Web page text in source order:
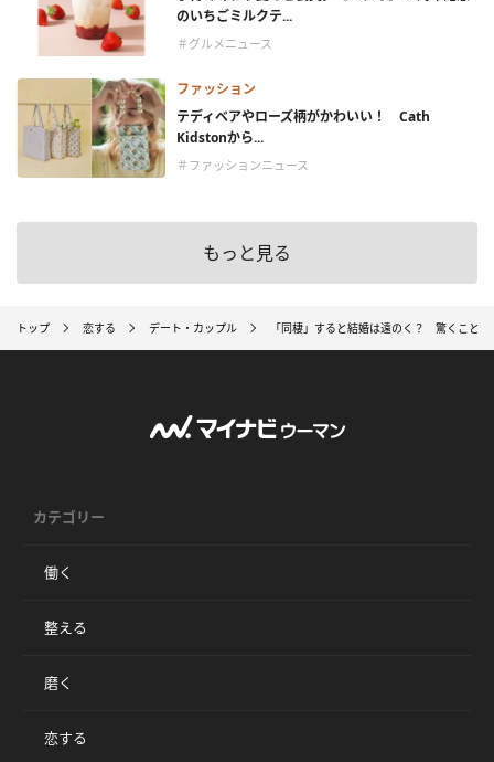
のいちごミルクテ...
＃グルメニュース
ファッション
テディベアやローズ柄がかわいい！ Cath
Kidstonから...
＃ファッションニュース
もっと見る
トップ 恋する デート・カップル 「同棲」すると結婚は遠のく？ 驚くこと
カテゴリー
働く
整える
磨く
恋する